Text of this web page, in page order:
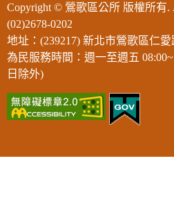
Copyright © 鶯歌區公所 版權所有.
(02)2678-0202
地址：(239217) 新北市鶯歌區仁愛
為民服務時間：週一至週五
日除外)